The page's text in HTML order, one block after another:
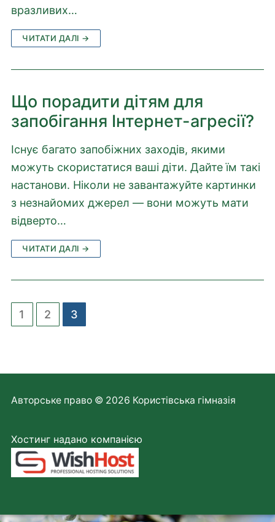
вразливих…
ЧИТАТИ ДАЛІ →
Що порадити дітям для
запобігання Інтернет-агресії?
Існує багато запобіжних заходів, якими
можуть скористатися ваші діти. Дайте їм такі
настанови. Ніколи не завантажуйте картинки
з незнайомих джерел — вони можуть мати
відверто…
ЧИТАТИ ДАЛІ →
1 2 3
Авторське право © 2026 Користівська гімназія
Хостинг надано компанією